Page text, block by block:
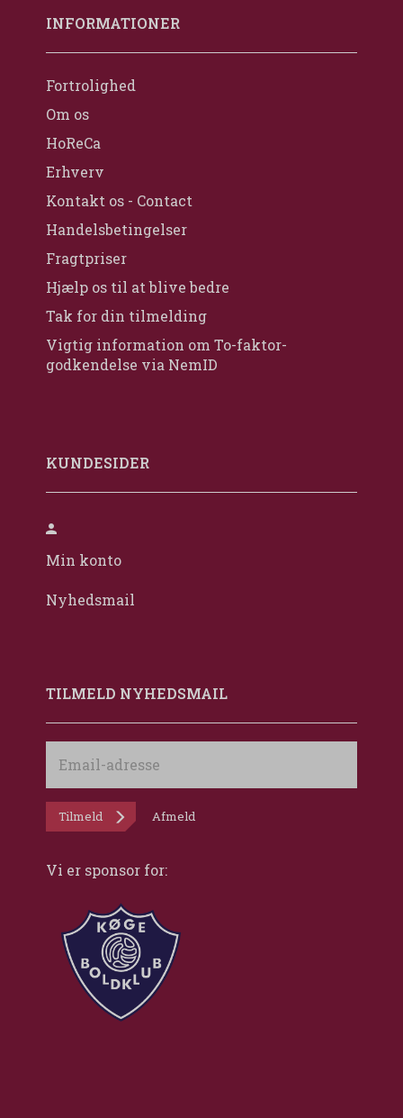
INFORMATIONER
Fortrolighed
Om os
HoReCa
Erhverv
Kontakt os - Contact
Handelsbetingelser
Fragtpriser
Hjælp os til at blive bedre
Tak for din tilmelding
Vigtig information om To-faktor-
godkendelse via NemID
KUNDESIDER
Min konto
Nyhedsmail
TILMELD NYHEDSMAIL
adresse
Tilmeld Afmeld
Vi er sponsor for: